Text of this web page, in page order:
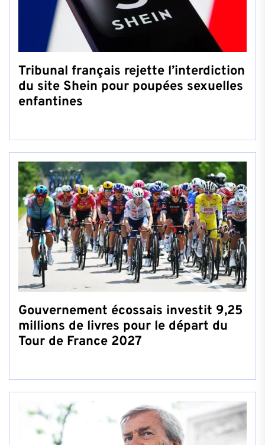
Tribunal français rejette l’interdiction
du site Shein pour poupées sexuelles
enfantines
Gouvernement écossais investit 9,25
millions de livres pour le départ du
Tour de France 2027